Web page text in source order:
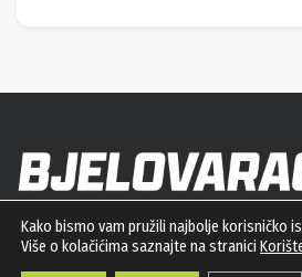
Prvi specijalizirani portal za županijski sport.
Kako bismo vam pružili najbolje korisničko
Više o kolačićima saznajte na stranici